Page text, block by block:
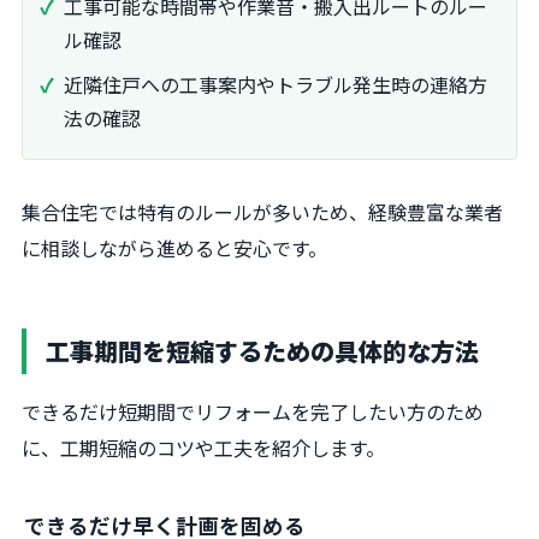
工事可能な時間帯や作業音・搬入出ルートのルー
ル確認
近隣住戸への工事案内やトラブル発生時の連絡方
法の確認
集合住宅では特有のルールが多いため、経験豊富な業者
に相談しながら進めると安心です。
工事期間を短縮するための具体的な方法
できるだけ短期間でリフォームを完了したい方のため
に、工期短縮のコツや工夫を紹介します。
できるだけ早く計画を固める